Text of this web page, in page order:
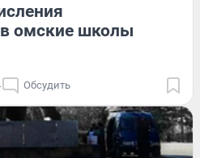
омские школы
Обсудить